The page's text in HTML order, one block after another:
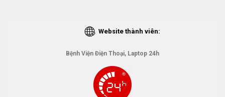
Website thành viên:
Bệnh Viện Điện Thoại, Laptop 24h